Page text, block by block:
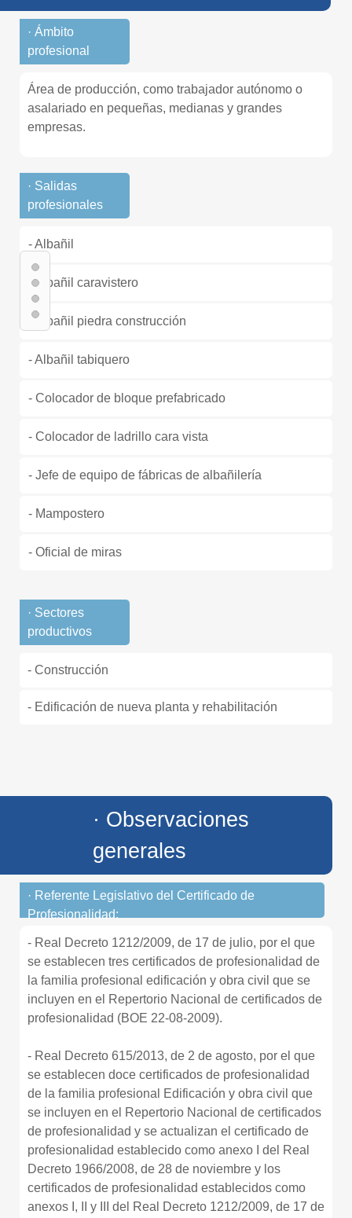
· Ámbito
profesional
Área de producción, como trabajador autónomo o
asalariado en pequeñas, medianas y grandes
empresas.
· Salidas
profesionales
- Albañil
- Albañil caravistero
- Albañil piedra construcción
- Albañil tabiquero
- Colocador de bloque prefabricado
- Colocador de ladrillo cara vista
- Jefe de equipo de fábricas de albañilería
- Mampostero
- Oficial de miras
· Sectores
productivos
- Construcción
- Edificación de nueva planta y rehabilitación
· Observaciones
generales
· Referente Legislativo del Certificado de
Profesionalidad:
- Real Decreto 1212/2009, de 17 de julio, por el que
se establecen tres certificados de profesionalidad de
la familia profesional edificación y obra civil que se
incluyen en el Repertorio Nacional de certificados de
profesionalidad (BOE 22-08-2009).
- Real Decreto 615/2013, de 2 de agosto, por el que
se establecen doce certificados de profesionalidad
de la familia profesional Edificación y obra civil que
se incluyen en el Repertorio Nacional de certificados
de profesionalidad y se actualizan el certificado de
profesionalidad establecido como anexo I del Real
Decreto 1966/2008, de 28 de noviembre y los
certificados de profesionalidad establecidos como
anexos I, II y III del Real Decreto 1212/2009, de 17 de